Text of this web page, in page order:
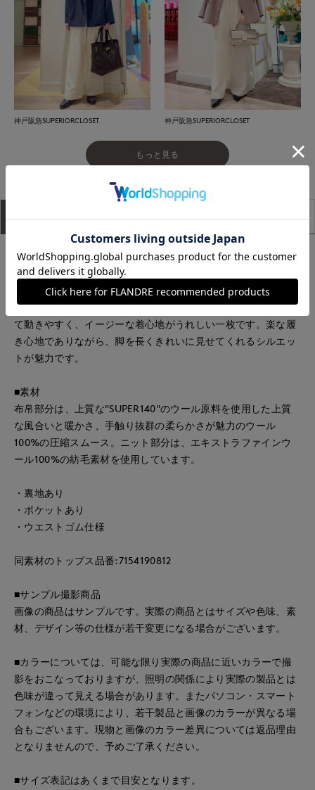
神戸阪急SUPERIORCLOSET 神戸阪急SUPERIORCLOSET
もっと見る
アイテム説明 サイズ詳細 購入レビュー
■デザイン
ノンストレスな着心地が魅力のイージーパンツ。適度な厚みと
ハリがある素材を使用しているので、すっきりとした印象に。
ウエストはゴムとドロスト紐入り仕様で、リラックス感があっ
て動きやすく、イージーな着心地がうれしい一枚です。楽な履
き心地でありながら、脚を長くきれいに見せてくれるシルエッ
トが魅力です。
■素材
布帛部分は、上質な"SUPER140"のウール原料を使用した上質
な風合いと暖かさ、手触り抜群の柔らかさが魅力のウール
100%の圧縮スムース。ニット部分は、エキストラファインウ
ール100%の紡毛素材を使用しています。
・裏地あり
・ポケットあり
・ウエストゴム仕様
同素材のトップス品番:7154190812
■サンプル撮影商品
画像の商品はサンプルです。実際の商品とはサイズや色味、素
材、デザイン等の仕様が若干変更になる場合がございます。
■カラーについては、可能な限り実際の商品に近いカラーで撮
影をおこなっておりますが、照明の関係により実際の製品とは
色味が違って見える場合があります。またパソコン・スマート
フォンなどの環境により、若干製品と画像のカラーが異なる場
合もございます。現物と画像のカラー差異については返品理由
となりませんので、予めご了承ください。
■サイズ表記はあくまで目安となります。